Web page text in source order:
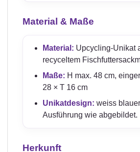
Material & Maße
Material: Upcycling-Unikat
recyceltem
Maße: H max. 48 cm,
28 × T 16 cm
Unikatdesign: weiss
Ausführung wie abgebildet.
Herkunft